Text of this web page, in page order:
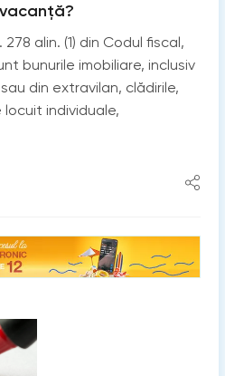
alin. (1) din Codul fiscal,
bunurile imobiliare, inclusiv
din extravilan, clădirile,
individuale,